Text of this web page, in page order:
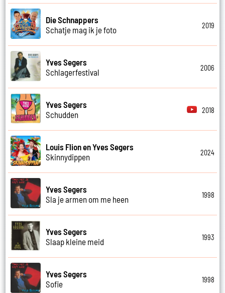
Die Schnappers
Schatje mag ik je foto
2019
Yves Segers
Schlagerfestival
2006
Yves Segers
Schudden
2018
Louis Flion en Yves Segers
Skinnydippen
2024
Yves Segers
Sla je armen om me heen
1998
Yves Segers
Slaap kleine meid
1993
Yves Segers
Sofie
1998